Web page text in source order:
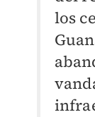
los